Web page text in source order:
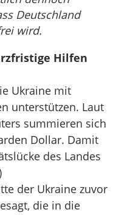
Deutschland
wird.
Hilfen
Ukraine mit
unterstützen. Laut
summieren sich
Dollar. Damit
des Landes
der Ukraine zuvor
die in die